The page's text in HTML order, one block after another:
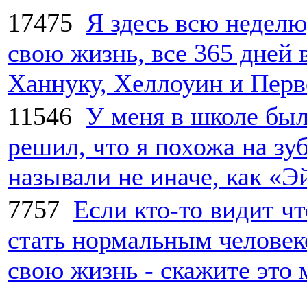
17475 Я здесь всю
свою жизнь, все 365 дней
Ханнуку, Хеллоуин и
11546 У меня в школе
решил, что я похожа на
называли не иначе, как
7757 Если кто-то видит
стать нормальным
свою жизнь - скажите это